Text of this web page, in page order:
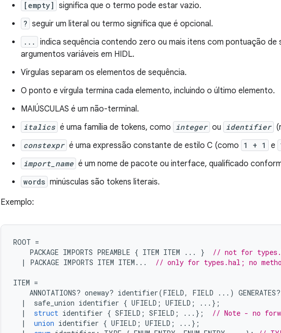
[empty] significa que o termo pode estar vazio.
? seguir um literal ou termo significa que é opcional.
...
indica sequência contendo zero ou mais itens com pontuação
argumentos variáveis ​​em HIDL.
Vírgulas separam os elementos de sequência.
O ponto e vírgula termina cada elemento, incluindo o último elemento.
MAIÚSCULAS é um não-terminal.
italics é uma família de tokens, como integer ou identifier
constexpr é uma expressão constante de estilo C (como 1 + 1 e
import_name é um nome de pacote ou interface, qualificado
words minúsculas são tokens literais.
Exemplo:
ROOT =
PACKAGE IMPORTS PREAMBLE { ITEM ITEM ... }
// not for
|
PACKAGE IMPORTS ITEM ITEM ... // only for types.hal; no
ITEM =
ANNOTATIONS? oneway? identifier(FIELD, FIELD ...) GENERATES
|
safe_union identifier { UFIELD ; UFIELD ;
...};
|
struct identifier { SFIELD ; SFIELD ; ...};
// Note - no
|
union identifier { UFIELD ; UFIELD ;
...};